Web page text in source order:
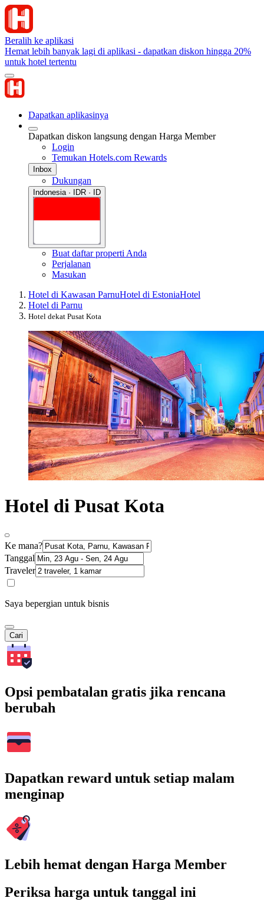
Beralih ke aplikasi
Hemat lebih banyak lagi di aplikasi - dapatkan diskon hingga 20%
untuk hotel tertentu
Dapatkan aplikasinya
Dapatkan diskon langsung dengan Harga Member
Login
Temukan Hotels.com Rewards
Inbox
Dukungan
Indonesia · IDR · ID
Buat daftar properti Anda
Perjalanan
Masukan
Hotel di Kawasan ParnuHotel di EstoniaHotel
Hotel di Parnu
Hotel dekat Pusat Kota
Hotel di Pusat Kota
Ke mana?
Tanggal
Traveler
Saya bepergian untuk bisnis
Cari
Opsi pembatalan gratis jika rencana
berubah
Dapatkan reward untuk setiap malam
menginap
Lebih hemat dengan Harga Member
Periksa harga untuk tanggal ini